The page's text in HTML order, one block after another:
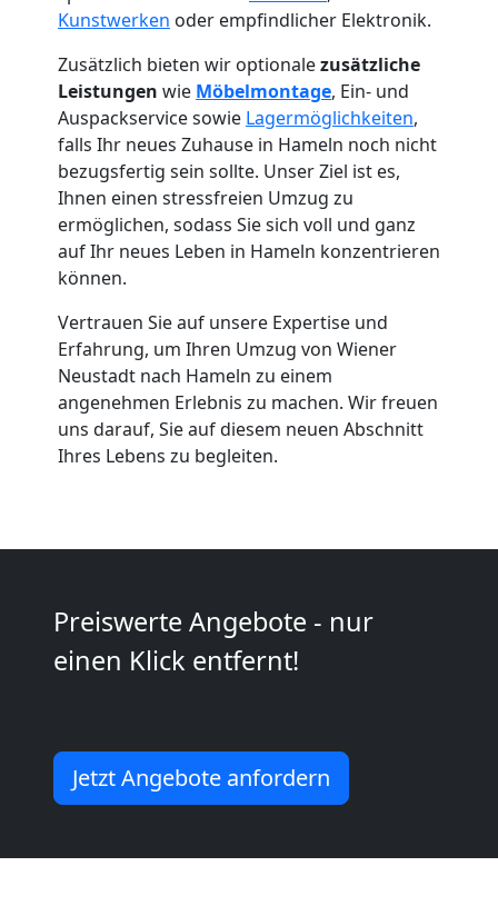
Kunstwerken oder empfindlicher Elektronik.
Zusätzlich bieten wir optionalezusätzliche
Leistungen wie Möbelmontage, Ein- und
Auspackservice sowie Lagermöglichkeiten,
falls Ihr neues Zuhause in Hameln noch nicht
bezugsfertig sein sollte. Unser Ziel ist es,
Ihnen einen stressfreien Umzug zu
ermöglichen, sodass Sie sich voll und ganz
auf Ihr neues Leben in Hameln konzentrieren
können.
Vertrauen Sie auf unsere Expertise und
Erfahrung, um Ihren Umzug von Wiener
Neustadt nach Hameln zu einem
angenehmen Erlebnis zu machen. Wir freuen
uns darauf, Sie auf diesem neuen Abschnitt
Ihres Lebens zu begleiten.
Preiswerte Angebote - nur
einen Klick entfernt!
Jetzt Angebote anfordern
Umzugshelfer
Wiener
Neustadt
Möbeltaxi
Wiener
Neustadt
Kleintransport
Wiener
Neustadt